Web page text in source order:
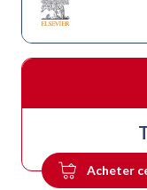
Acheter